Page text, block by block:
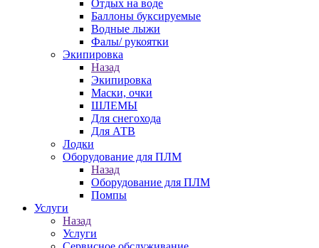
Отдых на воде
Баллоны буксируемые
Водные лыжи
Фалы/ рукоятки
Экипировка
Назад
Экипировка
Маски, очки
ШЛЕМЫ
Для снегохода
Для АТВ
Лодки
Оборудование для ПЛМ
Назад
Оборудование для ПЛМ
Помпы
Услуги
Назад
Услуги